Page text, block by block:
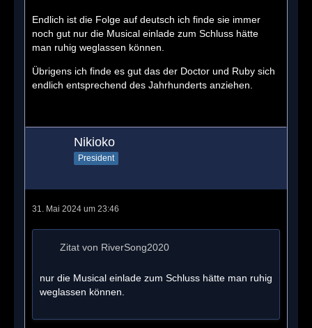
Endlich ist die Folge auf deutsch ich finde sie immer
noch gut nur die Musical einlade zum Schluss hätte
man ruhig weglassen können.
Übrigens ich finde es gut das der Doctor und Ruby sich
endlich entsprechend des Jahrhunderts anziehen.
Nikioko
President
31. Mai 2024 um 23:46
Zitat von RiverSong2020
nur die Musical einlade zum Schluss hätte man ruhig
weglassen können.